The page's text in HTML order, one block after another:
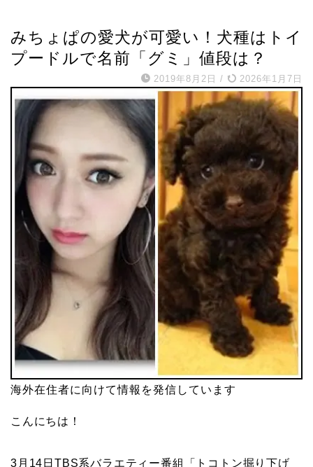
みちょぱの愛犬が可愛い！犬種はトイ
プードルで名前「グミ」値段は？
2019年8月2日 / 2026年1月7日
海外在住者に向けて情報を発信しています
こんにちは！
3月14日TBS系バラエティー番組「トコトン掘り下げ